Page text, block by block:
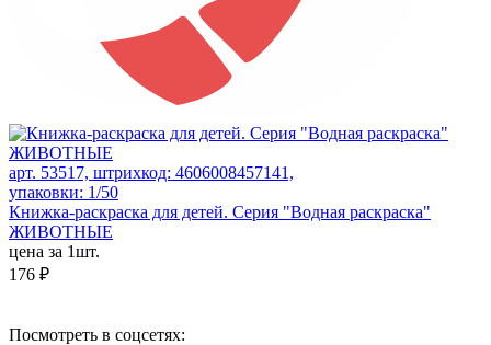
арт. 53517, штрихкод: 4606008457141,
упаковки: 1/50
Книжка-раскраска для детей. Серия "Водная раскраска"
ЖИВОТНЫЕ
цена за 1шт.
176 ₽
Посмотреть в соцсетях: